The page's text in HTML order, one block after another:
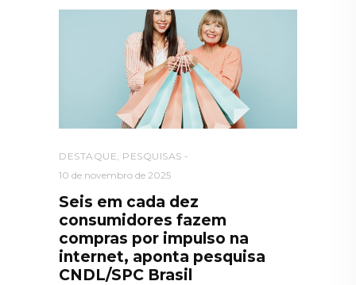
DESTAQUE PESQUISAS
10 de novembro de 2025
Seis em cada dez
consumidores fazem
compras por impulso na
internet, aponta pesquisa
CNDL/SPC Brasil